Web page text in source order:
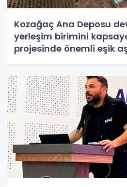
Kozağaç Ana Deposu
yerleşim birimini
projesinde önemli eşik